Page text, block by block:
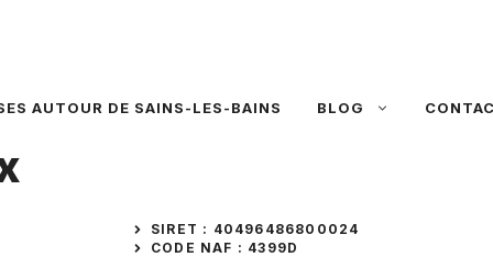
AUTOUR DE SAINS-LES-BAINS BLOG
SIRET : 40496486800024
CODE NAF : 4399D